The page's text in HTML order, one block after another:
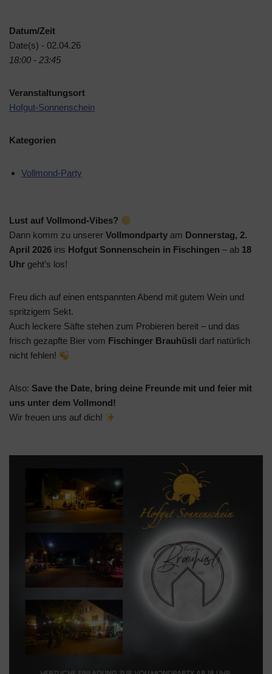
Datum/Zeit
Date(s) - 02.04.26
18:00 - 23:45
Veranstaltungsort
Hofgut-Sonnenschein
Kategorien
Vollmond-Party
Lust auf Vollmond-Vibes?
Dann komm zu unserer Vollmondparty am Donnerstag, 2.
April 2026 ins Hofgut Sonnenschein in Fischingen – ab 18
Uhr geht’s los!
Freu dich auf einen entspannten Abend mit gutem Wein und
spritzigem Sekt.
Auch leckere Säfte stehen zum Probieren bereit – und das
frisch gezapfte Bier vom Fischinger Brauhüsli darf natürlich
nicht fehlen!
Also: Save the Date, bring deine Freunde mit und feier mit
uns unter dem Vollmond!
Wir freuen uns auf dich!